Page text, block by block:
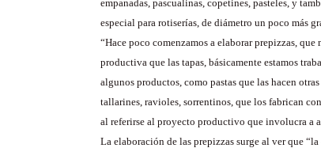
empanadas, pascualinas, copetines, pasteles, y
especial para rotiserías, de diámetro un poco más
“Hace poco comenzamos a elaborar prepizzas,
productiva que las tapas, básicamente estamos
algunos productos, como pastas que las hacen
tallarines, ravioles, sorrentinos, que los fabrican
al referirse al proyecto productivo que involucra a
La elaboración de las prepizzas surge al ver que